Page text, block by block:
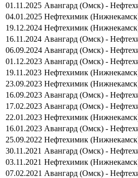
01.11.2025 Авангард (Омск) -
04.01.2025 Нефтехимик
19.12.2024 Нефтехимик
16.11.2024 Авангард (Омск) -
06.09.2024 Авангард (Омск) -
01.12.2023 Авангард (Омск) -
19.11.2023 Нефтехимик
23.09.2023 Нефтехимик
16.09.2023 Авангард (Омск) -
17.02.2023 Авангард (Омск) -
22.01.2023 Нефтехимик
16.01.2023 Авангард (Омск) -
25.09.2022 Нефтехимик
30.11.2021 Авангард (Омск) -
03.11.2021 Нефтехимик
07.02.2021 Авангард (Омск) -